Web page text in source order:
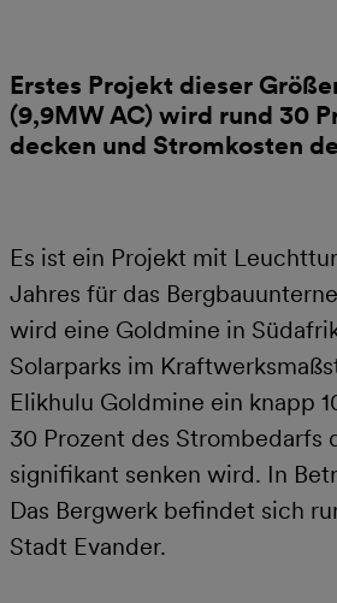
Erstes Projekt dieser
(9,9MW AC) wird rund 30
decken und Stromkosten
Es ist ein Projekt mit
Jahres für das
wird eine Goldmine in
Solarparks im
Elikhulu Goldmine ein knapp
30 Prozent des Strombedarfs
signifikant senken wird. In
Das Bergwerk befindet sich
Stadt Evander.